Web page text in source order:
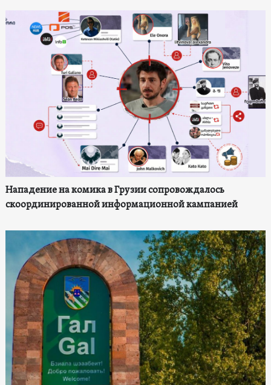
Нападение на комика в Грузии сопровождалось
скоординированной информационной кампанией